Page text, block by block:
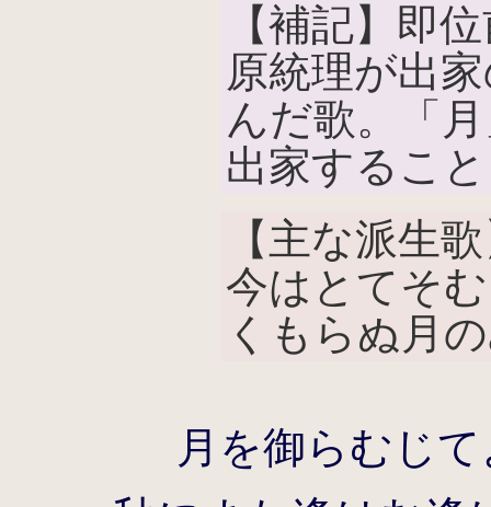
【補記】即
原統理が出
んだ歌。「
出家するこ
【主な派生
今はとてそ
くもらぬ月
月を御らむじ